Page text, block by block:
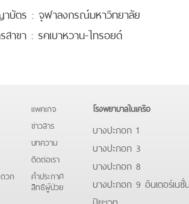
บัตร : จุฬาลงกรณ์มหาวิทยาลัย
าขา : รคเบาหวาน-ไทรอยด์
วก
แพคเกจ
ข่าวสาร
บทความ
ติดต่อเรา
คําประกาศ
สิทธิผู้ป่วย
โรงพยาบาลในเครือ
บางปะกอก 1
บางปะกอก 3
บางปะกอก 8
บางปะกอก 9 อินเตอร์เนชั่